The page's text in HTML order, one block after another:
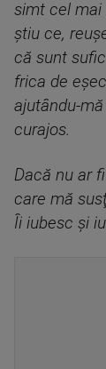
simt cel mai
ştiu ce,
că sunt
frica de
ajutându-
curajos.
Dacă nu ar
care mă
Îi iubesc şi